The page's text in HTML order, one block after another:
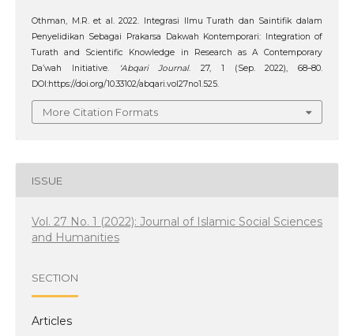
Othman, M.R. et al. 2022. Integrasi Ilmu Turath dan Saintifik dalam
Penyelidikan Sebagai Prakarsa Dakwah Kontemporari: Integration of
Turath and Scientific Knowledge in Research as A Contemporary
Da’wah Initiative.
‘Abqari Journal. 27, 1 (Sep. 2022), 68–80.
DOI:https://doi.org/10.33102/abqari.vol27no1.525.
More Citation Formats
ISSUE
Vol. 27 No. 1 (2022): Journal of Islamic Social Sciences
and Humanities
SECTION
Articles